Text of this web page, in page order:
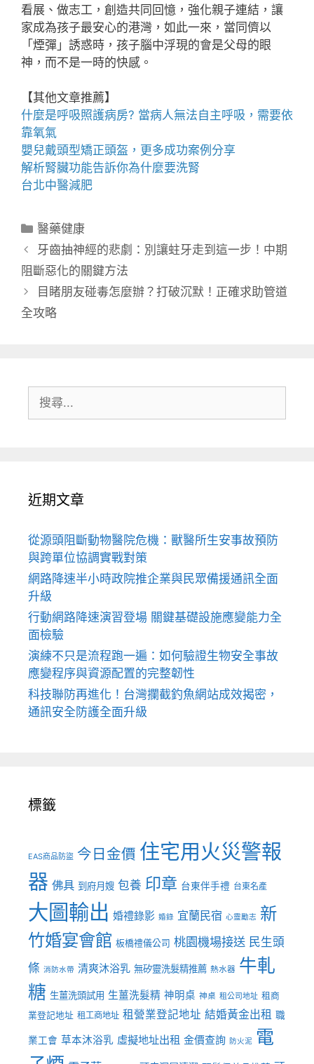
看展、做志工，創造共同回憶，強化親子連結，讓
家成為孩子最安心的港灣，如此一來，當同儕以
「煙彈」誘惑時，孩子腦中浮現的會是父母的眼
神，而不是一時的快感。
【其他文章推薦】
什麼是呼吸照護病房? 當病人無法自主呼吸，需要依
靠氧氣
嬰兒戴頭型矯正頭盔，更多成功案例分享
解析腎臟功能告訴你為什麼要洗腎
台北中醫減肥
分
類
醫藥健康
牙齒抽神經的悲劇：別讓蛀牙走到這一步！中期
阻斷惡化的關鍵方法
目睹朋友碰毒怎麼辦？打破沉默！正確求助管道
全攻略
尋:
近期文章
從源頭阻斷動物醫院危機：獸醫所生安事故預防
與跨單位協調實戰對策
網路降速半小時政院推企業與民眾備援通訊全面
升級
行動網路降速演習登場 關鍵基礎設施應變能力全
面檢驗
演練不只是流程跑一遍：如何驗證生物安全事故
應變程序與資源配置的完整韌性
科技聯防再進化！台灣攔截釣魚網站成效揭密，
通訊安全防護全面升級
標籤
EAS商品防盜 今日金價 住宅用火災警報
器 佛具 到府月嫂 包養 印章 台東伴手禮 台東名產
大圖輸出 婚禮錄影 婚錄 宜蘭民宿 心靈勵志 新
竹婚宴會館 板橋禮儀公司 桃園機場接送 民生頭
條 消防水帶 清爽沐浴乳 無矽靈洗髮精推薦 熱水器 牛軋
糖 生薑洗頭試用 生薑洗髮精 神明桌 神桌 租公司地址 租商
業登記地址 租工商地址 租營業登記地址 結婚黃金出租 職
業工會 草本沐浴乳 虛擬地址出租 金價查詢 防火泥 電